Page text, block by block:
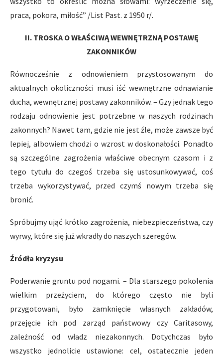
praca, pokora, miłość” /List Past. z 1950 r/.
II. TROSKA O WŁAŚCIWĄ WEWNĘTRZNĄ POSTAWĘ
ZAKONNIKÓW
Równocześnie z odnowieniem przystosowanym do
aktualnych okoliczności musi iść wewnętrzne odnawianie
ducha, wewnętrznej postawy zakonników. – Gzy jednak tego
rodzaju odnowienie jest potrzebne w naszych rodzinach
zakonnych? Nawet tam, gdzie nie jest źle, może zawsze być
lepiej, albowiem chodzi o wzrost w doskonałości. Ponadto
są szczególne zagrożenia właściwe obecnym czasom i z
tego tytułu do czegoś trzeba się ustosunkowywać, coś
trzeba wykorzystywać, przed czymś nowym trzeba się
bronić.
Spróbujmy ująć krótko zagrożenia, niebezpieczeństwa, czy
wyrwy, które się już wkradły do naszych szeregów.
Źródła kryzysu
Poderwanie gruntu pod nogami. – Dla starszego pokolenia
wielkim przeżyciem, do którego często nie byli
przygotowani, było zamknięcie własnych zakładów,
przejęcie ich pod zarząd państwowy czy Caritasowy,
zależność od władz niezakonnych. Dotychczas było
wszystko jednolicie ustawione: cel, ostatecznie jeden